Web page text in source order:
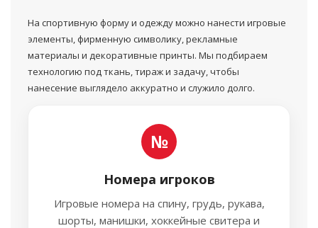
" alt="Нанесение изображения на спортивную форму"
На спортивную форму и одежду можно нанести игровые
элементы, фирменную символику, рекламные
материалы и декоративные принты. Мы подбираем
технологию под ткань, тираж и задачу, чтобы
нанесение выглядело аккуратно и служило долго.
№
Номера игроков
Игровые номера на спину, грудь, рукава,
шорты, манишки, хоккейные свитера и